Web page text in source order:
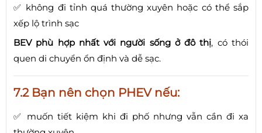
✅ không đi tỉnh quá thường xuyên hoặc có thể sắp
xếp lộ trình sạc
BEV phù hợp nhất với người sống ở đô thị, có thói
quen di chuyển ổn định và dễ sạc.
7.2 Bạn nên chọn PHEV nếu:
✅ muốn tiết kiệm khi đi phố nhưng vẫn cần đi xa